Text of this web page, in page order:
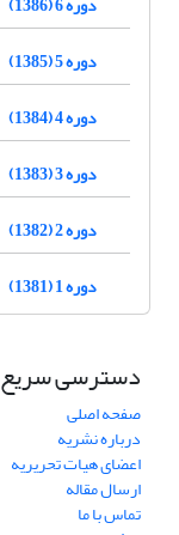
دوره 5 (1385)
دوره 4 (1384)
دوره 3 (1383)
دوره 2 (1382)
دوره 1 (1381)
دسترسی سریع
صفحه اصلی
درباره نشریه
اعضای هیات تحریریه
ارسال مقاله
تماس با ما